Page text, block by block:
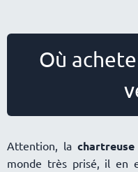
Où
Attention, la
monde très prisé, il en